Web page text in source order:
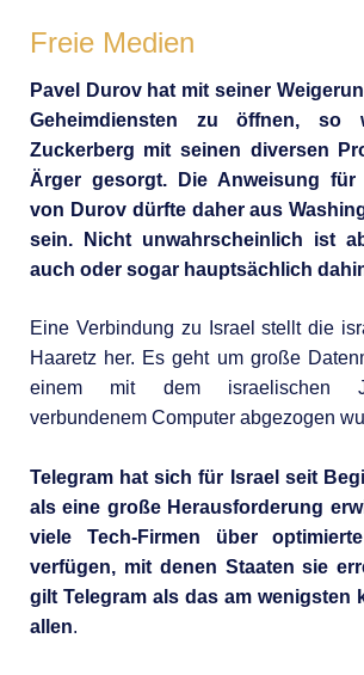
Freie Medien
Pavel Durov hat mit seiner
Geheimdiensten zu öffnen, so
Zuckerberg mit seinen diversen
Ärger gesorgt. Die Anweisung für
von Durov dürfte daher aus
sein. Nicht unwahrscheinlich ist
auch oder sogar hauptsächlich
Eine Verbindung zu Israel stellt die
Haaretz her. Es geht um große
einem mit dem israelischen
verbundenem Computer abgezogen
Telegram hat sich für Israel seit
als eine große Herausforderung
viele Tech-Firmen über
verfügen, mit denen Staaten sie
gilt Telegram als das am wenigsten
allen.